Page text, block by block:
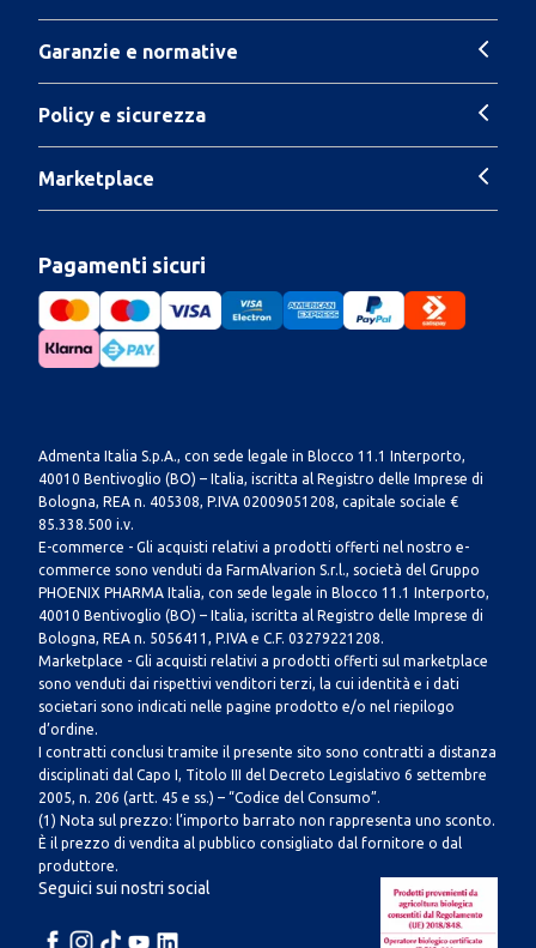
Garanzie e normative
Policy e sicurezza
Marketplace
Pagamenti sicuri
Admenta Italia S.p.A., con sede legale in Blocco 11.1 Interporto,
40010 Bentivoglio (BO) – Italia, iscritta al Registro delle Imprese di
Bologna, REA n. 405308, P.IVA 02009051208, capitale sociale €
85.338.500 i.v.
E-commerce - Gli acquisti relativi a prodotti offerti nel nostro e-
commerce sono venduti da FarmAlvarion S.r.l., società del Gruppo
PHOENIX PHARMA Italia, con sede legale in Blocco 11.1 Interporto,
40010 Bentivoglio (BO) – Italia, iscritta al Registro delle Imprese di
Bologna, REA n. 5056411, P.IVA e C.F. 03279221208.
Marketplace - Gli acquisti relativi a prodotti offerti sul marketplace
sono venduti dai rispettivi venditori terzi, la cui identità e i dati
societari sono indicati nelle pagine prodotto e/o nel riepilogo
d’ordine.
I contratti conclusi tramite il presente sito sono contratti a distanza
disciplinati dal Capo I, Titolo III del Decreto Legislativo 6 settembre
2005, n. 206 (artt. 45 e ss.) – “Codice del Consumo”.
(1) Nota sul prezzo: l’importo barrato non rappresenta uno sconto.
È il prezzo di vendita al pubblico consigliato dal fornitore o dal
produttore.
Seguici sui nostri social